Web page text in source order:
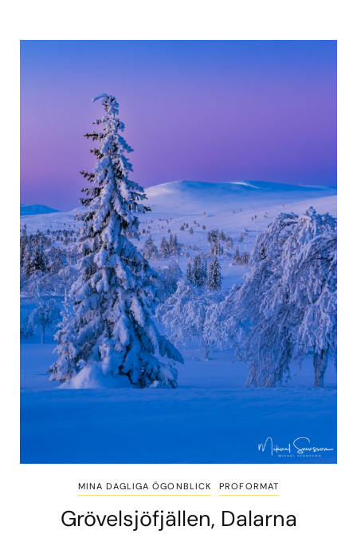
MINA DAGLIGA ÖGONBLICK PROFORMAT
Grövelsjöfjällen, Dalarna